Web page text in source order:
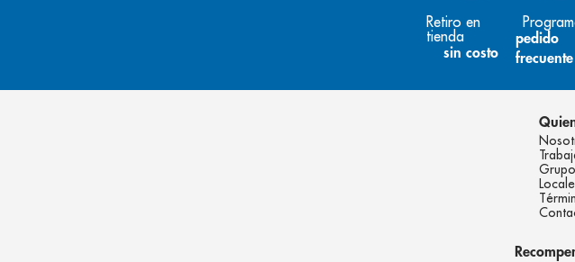
Retiro en
tienda
sin costo
pedido
frecuente